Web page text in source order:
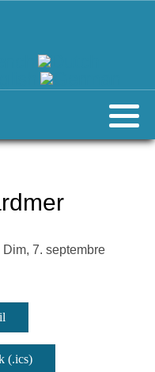
Dim, 7. septembre
(.ics)